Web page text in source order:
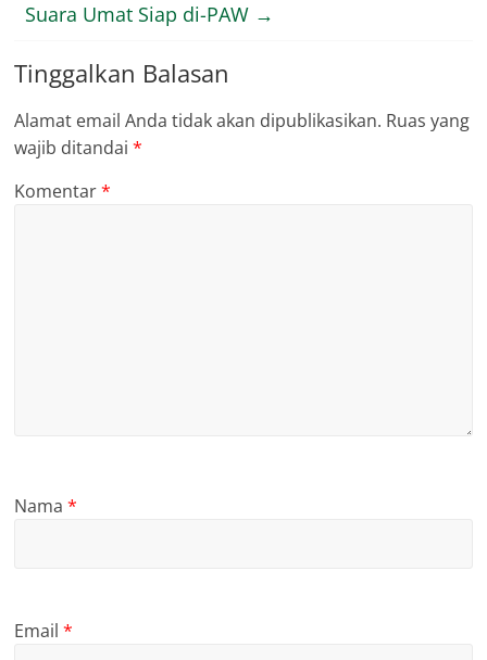
Suara Umat Siap di-PAW →
Tinggalkan Balasan
Alamat email Anda tidak akan dipublikasikan. Ruas yang
wajib ditandai*
Komentar*
Nama*
Email*